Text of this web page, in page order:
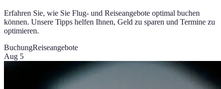
Erfahren Sie, wie Sie Flug- und Reiseangebote optimal buchen
können. Unsere Tipps helfen Ihnen, Geld zu sparen und Termine zu
optimieren.
BuchungReiseangebote
Aug 5